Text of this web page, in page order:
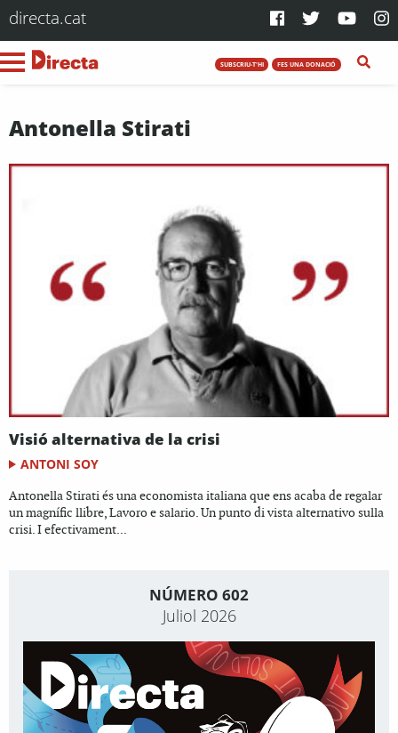
directa.cat
SUBSCRIU-T'HI FES UNA DONACIÓ
Antonella Stirati
Visió alternativa de la crisi
ANTONI SOY
Antonella Stirati és una economista italiana que ens acaba de regalar
un magnífic llibre, Lavoro e salario. Un punto di vista alternativo sulla
crisi. I efectivament...
NÚMERO 602
Juliol 2026